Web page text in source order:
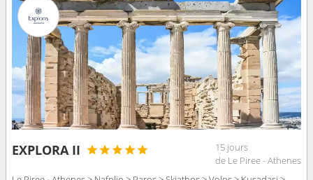
EXPLORA II
15 jours
de Le Piree - Athenes